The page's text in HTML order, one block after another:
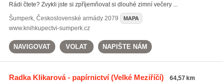
Rádi čtete? Zvykli jste si zpříjemňovat si dlouhé zimní večery ...
Šumperk, Československé armády 2079 MAPA
www.knihkupectvi-sumperk.cz
NAVIGOVAT VOLAT NAPIŠTE NÁM
Radka Klikarová - papírnictví(Velké Meziříčí) 64,57 km